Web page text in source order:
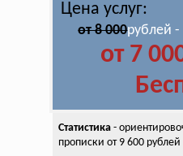
Цена услуг:
от 8 000рублей -
от 7
Статистика-
прописки от 9 600 рублей